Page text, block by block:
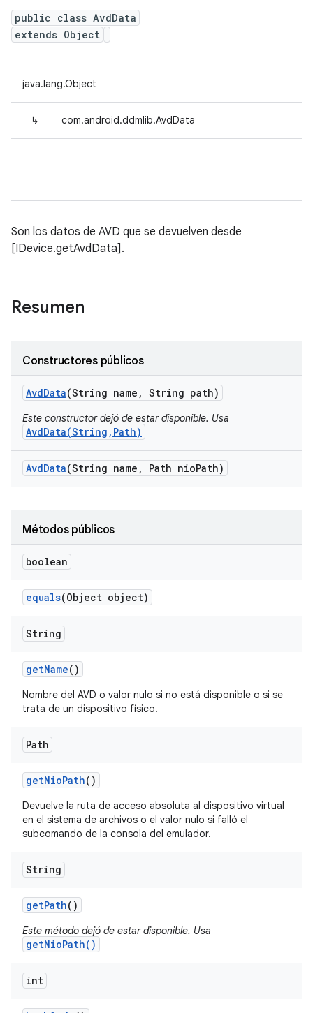
public class AvdData
extends Object
java.lang.Object
↳ com.android.ddmlib.AvdData
Son los datos de AVD que se devuelven desde
[IDevice.getAvdData].
Resumen
Constructores públicos
AvdData(String name , String path)
Este constructor dejó de estar disponible. Usa
AvdData(String,Path)
AvdData(String name , Path nioPath)
Métodos públicos
boolean
equals(Object object)
String
getName()
Nombre del AVD o valor nulo si no está disponible o si se
trata de un dispositivo físico.
Path
getNioPath()
Devuelve la ruta de acceso absoluta al dispositivo virtual
en el sistema de archivos o el valor nulo si falló el
subcomando de la consola del emulador.
String
getPath()
Este método dejó de estar disponible. Usa
getNioPath()
int